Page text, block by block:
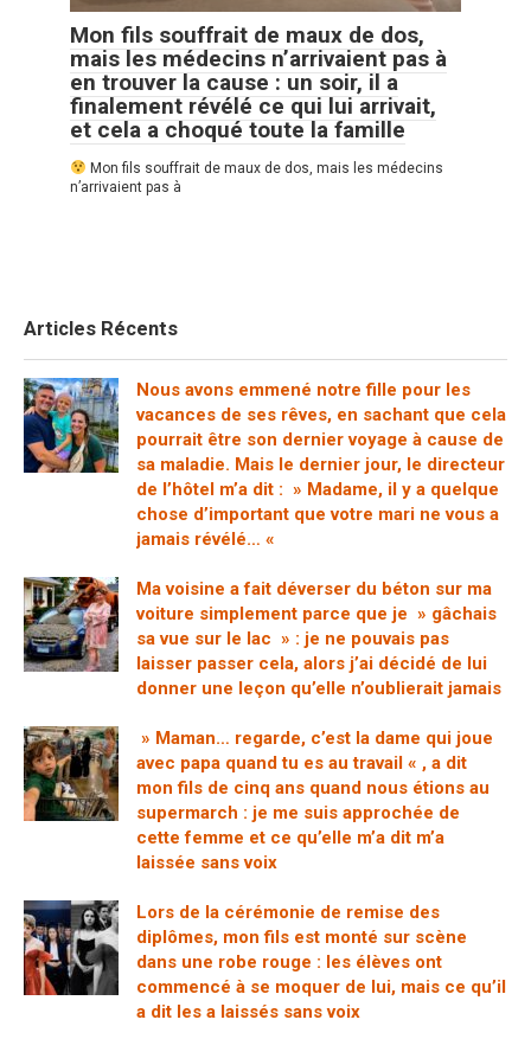
Mon fils souffrait de maux de dos,
mais les médecins n’arrivaient pas à
en trouver la cause : un soir, il a
finalement révélé ce qui lui arrivait,
et cela a choqué toute la famille
Mon fils souffrait de maux de dos, mais les médecins
n’arrivaient pas à
Articles Récents
Nous avons emmené notre fille pour les
vacances de ses rêves, en sachant que cela
pourrait être son dernier voyage à cause de
sa maladie. Mais le dernier jour, le directeur
de l’hôtel m’a dit : » Madame, il y a quelque
chose d’important que votre mari ne vous a
jamais révélé… «
Ma voisine a fait déverser du béton sur ma
voiture simplement parce que je » gâchais
sa vue sur le lac » : je ne pouvais pas
laisser passer cela, alors j’ai décidé de lui
donner une leçon qu’elle n’oublierait jamais
» Maman… regarde, c’est la dame qui joue
avec papa quand tu es au travail « , a dit
mon fils de cinq ans quand nous étions au
supermarch : je me suis approchée de
cette femme et ce qu’elle m’a dit m’a
laissée sans voix
Lors de la cérémonie de remise des
diplômes, mon fils est monté sur scène
dans une robe rouge : les élèves ont
commencé à se moquer de lui, mais ce qu’il
a dit les a laissés sans voix